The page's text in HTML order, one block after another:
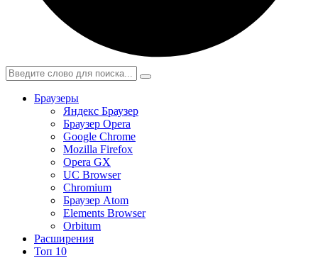
Браузеры
Яндекс Браузер
Браузер Opera
Google Chrome
Mozilla Firefox
Opera GX
UC Browser
Chromium
Браузер Atom
Elements Browser
Orbitum
Расширения
Топ 10